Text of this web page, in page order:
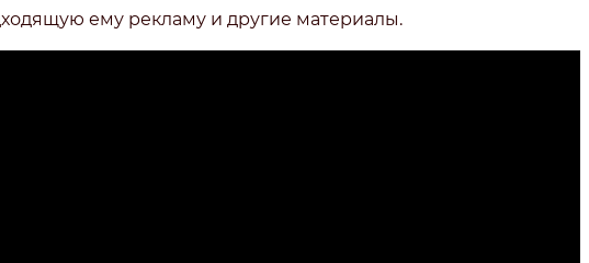
ему рекламу и другие материалы.